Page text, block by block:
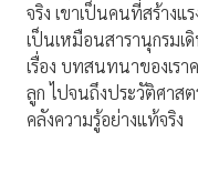
จริง เขาเป็นคนที่สร้างแ
เป็นเหมือนสารานุกรมเ
เรื่อง บทสนทนาของเร
ลูก ไปจนถึงประวัติศาสต
คลังความรู้อย่างแท้จริง